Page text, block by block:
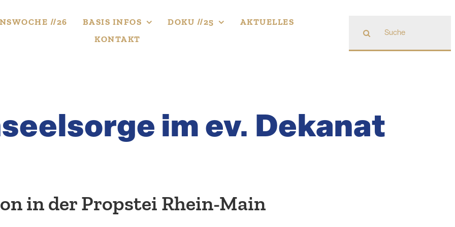
//26 BASIS INFOS DOKU //25
AKTUELLES
KONTAKT
nach:
im ev. Dekanat
in der Propstei Rhein-Main